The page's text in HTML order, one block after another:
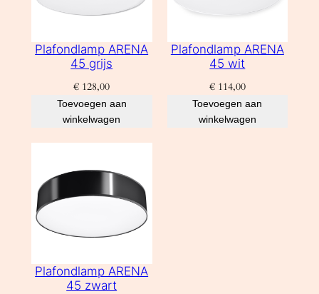
Plafondlamp ARENA
45 grijs
€ 128,00
Toevoegen aan
winkelwagen
Plafondlamp ARENA
45 wit
€114,00
Toevoegen aan
winkelwagen
Plafondlamp ARENA
45 zwart